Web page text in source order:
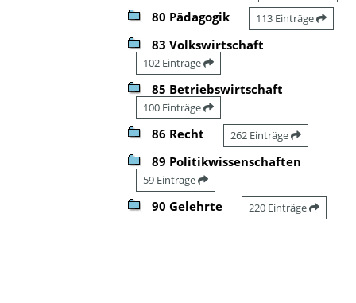
80 Pädagogik 113 Einträge
83 Volkswirtschaft
102 Einträge
85 Betriebswirtschaft
100 Einträge
86 Recht 262 Einträge
89 Politikwissenschaften
59 Einträge
90 Gelehrte 220 Einträge